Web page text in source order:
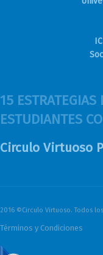
15 ESTRATEGIAS
ESTUDIANTES
Circulo Virtuoso
2016 ©Circulo Virtuoso. Todos
Términos y Condiciones